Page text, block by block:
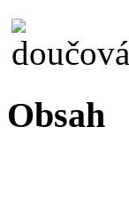
Obsah